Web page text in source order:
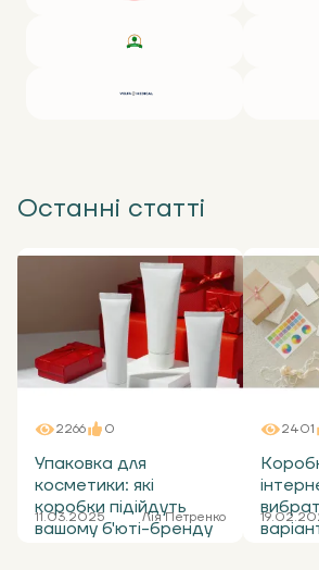
Останні статті
2266 0
Упаковка для
косметики: які
коробки підійдуть
вашому б'юті-бренду
11.03.2025 Лія Петренко
2401